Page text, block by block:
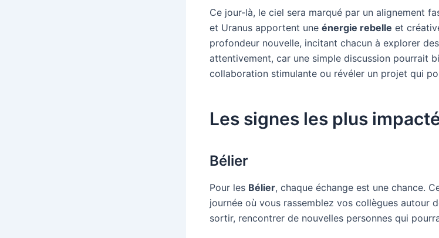
Ce jour-là, le ciel sera marqué par un alignement
et Uranus apportent une énergie rebelle et
profondeur nouvelle, incitant chacun à explorer
attentivement, car une simple discussion pourrait
collaboration stimulante ou révéler un projet qui
Les signes les plus
Bélier
Pour les Bélier, chaque échange est une chance.
journée où vous rassemblez vos collègues autour
sortir, rencontrer de nouvelles personnes qui